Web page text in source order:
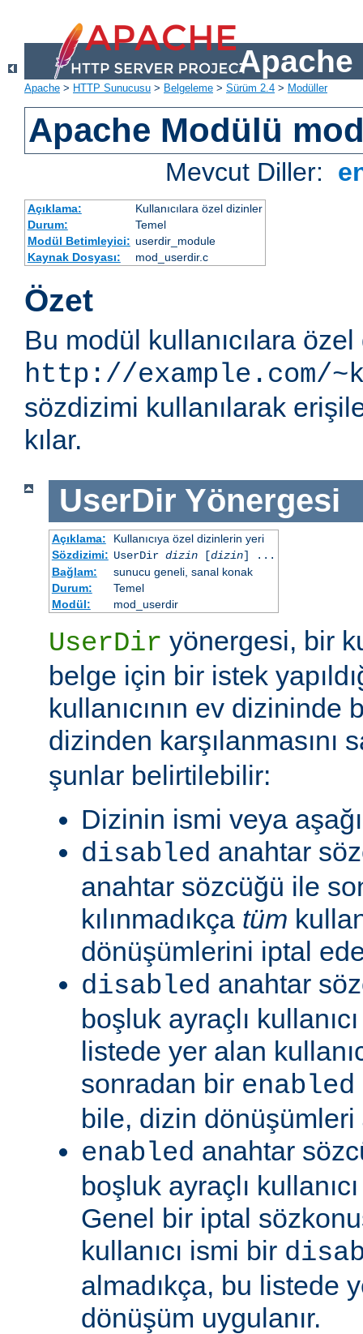
Apache
Apache > HTTP Sunucusu > Belgeleme > Sürüm 2.4 > Modüller
Apache Modülü
Mevcut Diller:
Açıklama:
Kullanıcılara özel dizinler
Durum:
Temel
Modül Betimleyici: userdir_module
Kaynak Dosyası:
mod_userdir.c
Özet
Bu modül kullanıcılara
http://example.com/
sözdizimi kullanılarak
kılar.
UserDir Yönergesi
Açıklama:
Kullanıcıya özel dizinlerin yeri
Sözdizimi: UserDir dizin[dizin] ...
Bağlam:
sunucu geneli, sanal konak
Durum:
Temel
Modül:
mod_userdir
UserDir yönergesi, bir
belge için bir istek
kullanıcının ev dizininde
dizinden karşılanmasını
şunlar belirtilebilir:
Dizinin ismi veya
disabled anahtar
anahtar sözcüğü ile
kılınmadıkça tüm
dönüşümlerini iptal
disabled anahtar
boşluk ayraçlı
listede yer alan
sonradan bir enabled
bile, dizin dönüşümleri
enabled anahtar
boşluk ayraçlı
Genel bir iptal
kullanıcı ismi bir
almadıkça, bu listede
dönüşüm uygulanır.